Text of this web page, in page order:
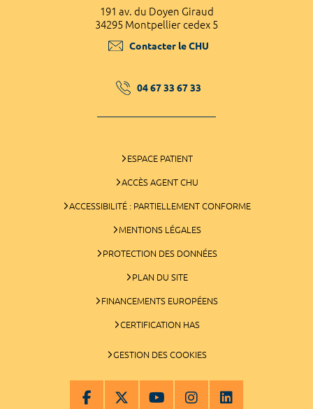
191 av. du Doyen Giraud
34295 Montpellier cedex 5
Contacter le CHU
04 67 33 67 33
ESPACE PATIENT
ACCÈS AGENT CHU
ACCESSIBILITÉ : PARTIELLEMENT CONFORME
MENTIONS LÉGALES
PROTECTION DES DONNÉES
PLAN DU SITE
FINANCEMENTS EUROPÉENS
CERTIFICATION HAS
GESTION DES COOKIES